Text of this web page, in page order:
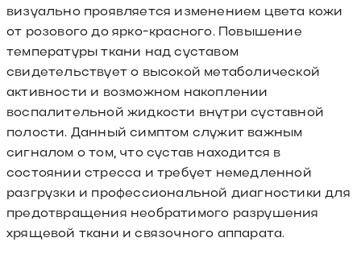
визуально проявляется изменением цвета кожи
от розового до ярко-красного. Повышение
температуры ткани над суставом
свидетельствует о высокой метаболической
активности и возможном накоплении
воспалительной жидкости внутри суставной
полости. Данный симптом служит важным
сигналом о том, что сустав находится в
состоянии стресса и требует немедленной
разгрузки и профессиональной диагностики для
предотвращения необратимого разрушения
хрящевой ткани и связочного аппарата.